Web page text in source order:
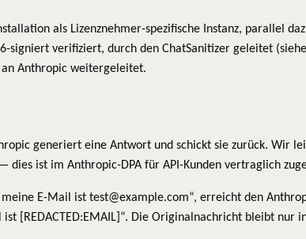
als Lizenznehmer-spezifische Instanz, parallel
signiert verifiziert, durch den ChatSanitizer geleitet
Anthropic weitergeleitet.
generiert eine Antwort und schickt sie zurück. Wir
dies ist im Anthropic-DPA für API-Kunden vertraglich
E-Mail ist test@example.com“, erreicht den
[REDACTED:EMAIL]“. Die Originalnachricht bleibt nur